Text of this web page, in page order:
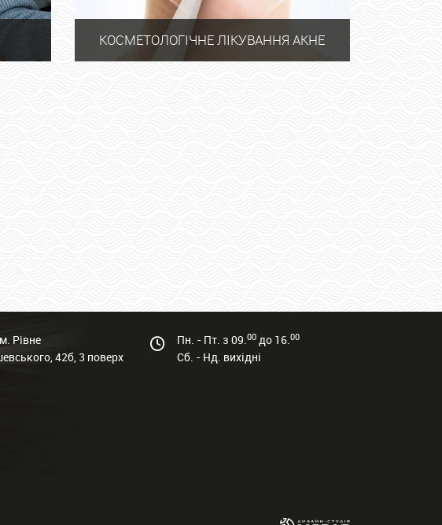
КОСМЕТОЛОГІЧНЕ ЛІКУВАННЯ АКНЕ
Рівне
42б, 3 поверх
Пн. - Пт. з 09.00 до 16.00
Сб. - Нд. вихідні